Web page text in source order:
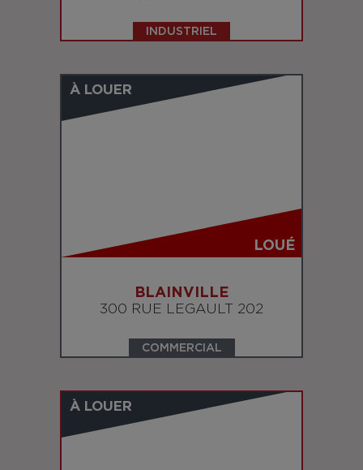
INDUSTRIEL
À LOUER
LOUÉ
BLAINVILLE
300 RUE LEGAULT 202
COMMERCIAL
À LOUER